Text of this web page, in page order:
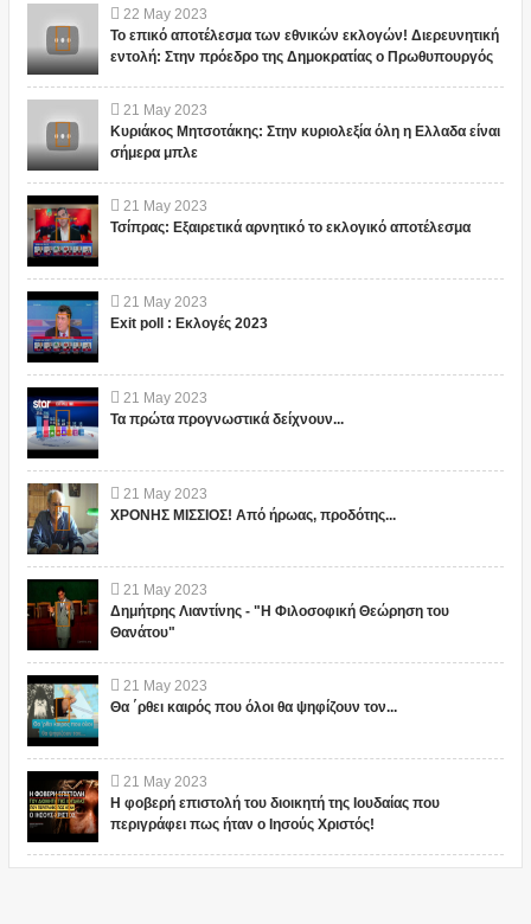
22 May 2023
Το επικό αποτέλεσμα των εθνικών εκλογών! Διερευνητική
εντολή: Στην πρόεδρο της Δημοκρατίας ο Πρωθυπουργός
21 May 2023
Κυριάκος Μητσοτάκης: Στην κυριολεξία όλη η Ελλαδα είναι
σήμερα μπλε
21 May 2023
Τσίπρας: Εξαιρετικά αρνητικό το εκλογικό αποτέλεσμα
21 May 2023
Exit poll : Εκλογές 2023
21 May 2023
Τα πρώτα προγνωστικά δείχνουν...
21 May 2023
ΧΡΟΝΗΣ ΜΙΣΣΙΟΣ! Από ήρωας, προδότης...
21 May 2023
Δημήτρης Λιαντίνης - "Η Φιλοσοφική Θεώρηση του
Θανάτου"
21 May 2023
Θα ΄ρθει καιρός που όλοι θα ψηφίζουν τον...
21 May 2023
Η φοβερή επιστολή του διοικητή της Ιουδαίας που
περιγράφει πως ήταν ο Ιησούς Χριστός!